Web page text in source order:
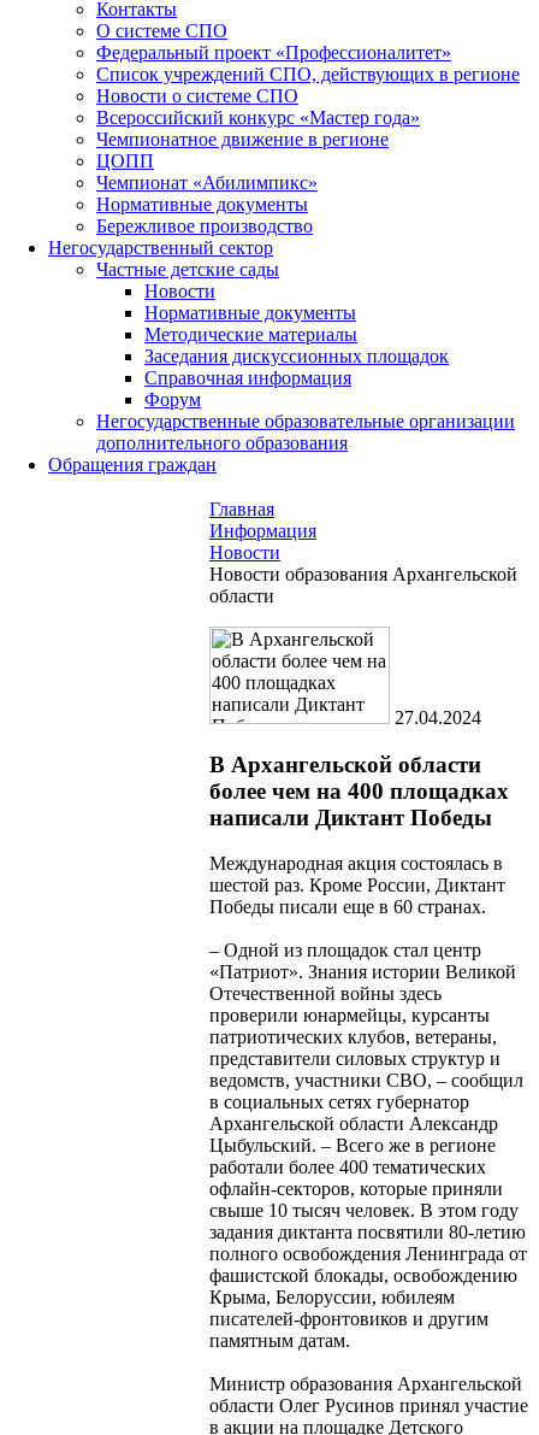
Контакты
О системе СПО
Федеральный проект «Профессионалитет»
Список учреждений СПО, действующих в регионе
Новости о системе СПО
Всероссийский конкурс «Мастер года»
Чемпионатное движение в регионе
ЦОПП
Чемпионат «Абилимпикс»
Нормативные документы
Бережливое производство
Негосударственный сектор
Частные детские сады
Новости
Нормативные документы
Методические материалы
Заседания дискуссионных площадок
Справочная информация
Форум
Негосударственные образовательные организации
дополнительного образования
Обращения граждан
Главная
Информация
Новости
Новости образования Архангельской
области
27.04.2024
В Архангельской области
более чем на 400 площадках
написали Диктант Победы
Международная акция состоялась в
шестой раз. Кроме России, Диктант
Победы писали еще в 60 странах.
– Одной из площадок стал центр
«Патриот». Знания истории Великой
Отечественной войны здесь
проверили юнармейцы, курсанты
патриотических клубов, ветераны,
представители силовых структур и
ведомств, участники СВО, – сообщил
в социальных сетях губернатор
Архангельской области Александр
Цыбульский. – Всего же в регионе
работали более 400 тематических
офлайн-секторов, которые приняли
свыше 10 тысяч человек. В этом году
задания диктанта посвятили 80-летию
полного освобождения Ленинграда от
фашистской блокады, освобождению
Крыма, Белоруссии, юбилеям
писателей-фронтовиков и другим
памятным датам.
Министр образования Архангельской
области Олег Русинов принял участие
в акции на площадке Детского